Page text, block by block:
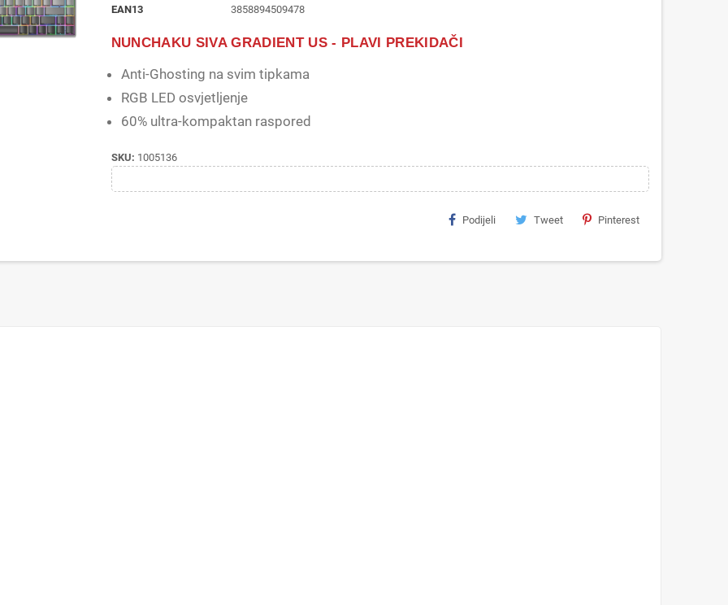
EAN13
3858894509478
NUNCHAKU SIVA GRADIENT US - PLAVI PREKIDAČI
Anti-Ghosting na svim tipkama
RGB LED osvjetljenje
60% ultra-kompaktan raspored
SKU: 1005136
Podijeli Tweet Pinterest